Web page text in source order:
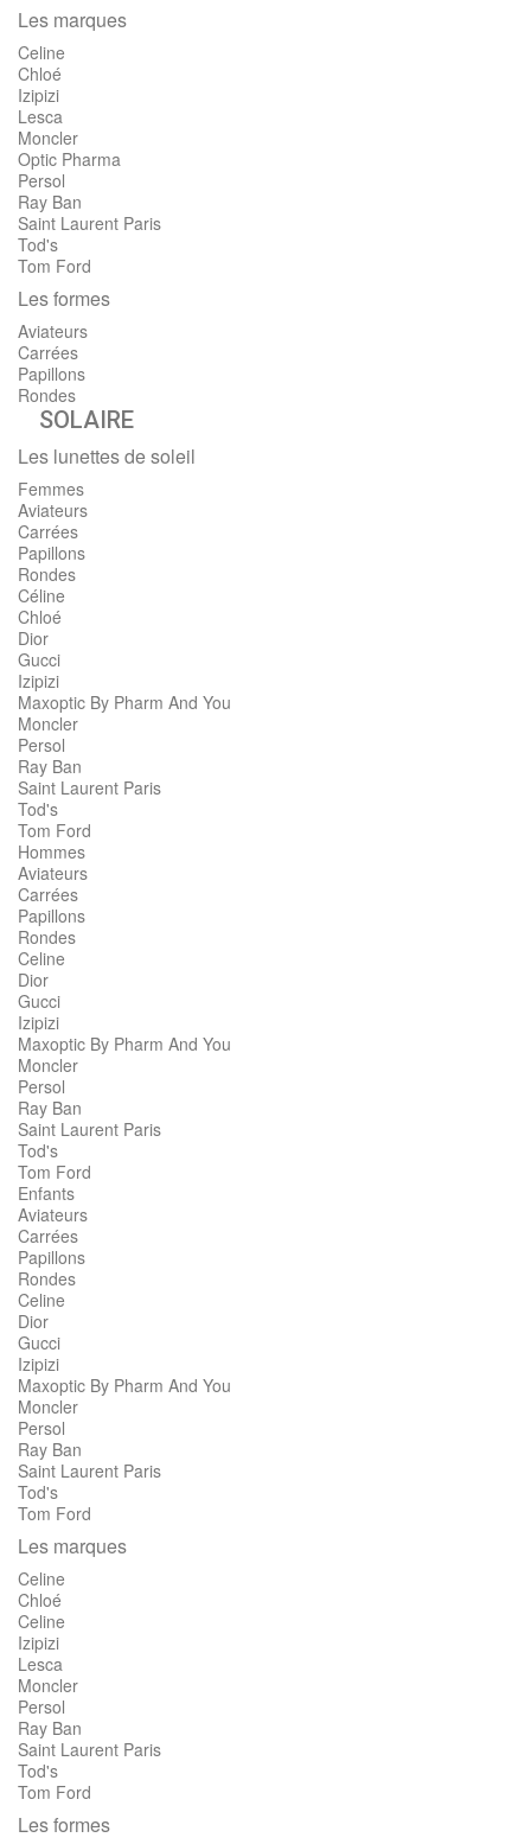
Les marques
Celine
Chloé
Izipizi
Lesca
Moncler
Optic Pharma
Persol
Ray Ban
Saint Laurent Paris
Tod's
Tom Ford
Les formes
Aviateurs
Carrées
Papillons
Rondes
SOLAIRE
Les lunettes de soleil
Femmes
Aviateurs
Carrées
Papillons
Rondes
Céline
Chloé
Dior
Gucci
Izipizi
Maxoptic By Pharm And You
Moncler
Persol
Ray Ban
Saint Laurent Paris
Tod's
Tom Ford
Hommes
Aviateurs
Carrées
Papillons
Rondes
Celine
Dior
Gucci
Izipizi
Maxoptic By Pharm And You
Moncler
Persol
Ray Ban
Saint Laurent Paris
Tod's
Tom Ford
Enfants
Aviateurs
Carrées
Papillons
Rondes
Celine
Dior
Gucci
Izipizi
Maxoptic By Pharm And You
Moncler
Persol
Ray Ban
Saint Laurent Paris
Tod's
Tom Ford
Les marques
Celine
Chloé
Celine
Izipizi
Lesca
Moncler
Persol
Ray Ban
Saint Laurent Paris
Tod's
Tom Ford
Les formes